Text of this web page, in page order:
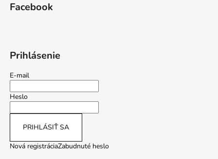
Facebook
Prihlásenie
E-mail
Heslo
PRIHLÁSIŤ SA
Nová registráciaZabudnuté heslo